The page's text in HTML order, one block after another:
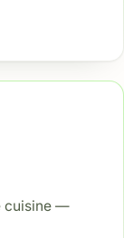
cuisine —